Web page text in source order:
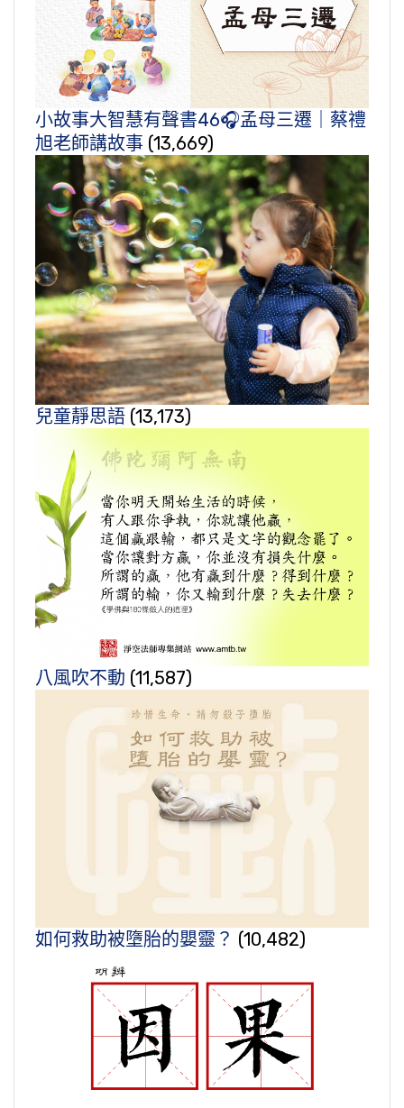
小故事大智慧有聲書46🎧孟母三遷｜蔡禮
旭老師講故事 (13,669)
兒童靜思語 (13,173)
八風吹不動 (11,587)
如何救助被墮胎的嬰靈？ (10,482)